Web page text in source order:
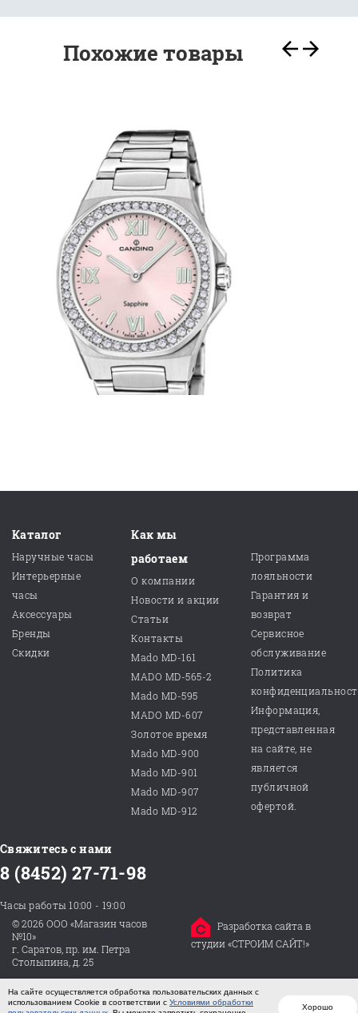
Похожие товары
Каталог
Наручные часы
Интерьерные
часы
Аксессуары
Бренды
Скидки
Как мы
работаем
О компании
Новости и акции
Статьи
Контакты
Mado MD-161
MADO MD-565-2
Mado MD-595
MADO MD-607
Золотое время
Mado MD-900
Mado MD-901
Mado MD-907
Mado MD-912
Программа
лояльности
Гарантия и
возврат
Сервисное
обслуживание
Политика
Информация,
представленная
на сайте, не
является
публичной
офертой.
Свяжитесь с нами
8 (8452) 27-71-98
Часы работы 10:00 - 19:00
© 2026 ООО «Магазин часов
№10»
г. Саратов, пр. им. Петра
Столыпина, д. 25
Разработка сайта в
студии «СТРОИМ САЙТ!»
Хорошо
На сайте осуществляется обработка пользовательских данных с
использованием Cookie в соответствии с Условиями обработки